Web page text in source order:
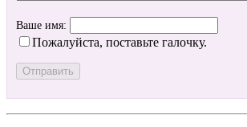
Ваше имя:
Пожалуйста, поставьте галочку.